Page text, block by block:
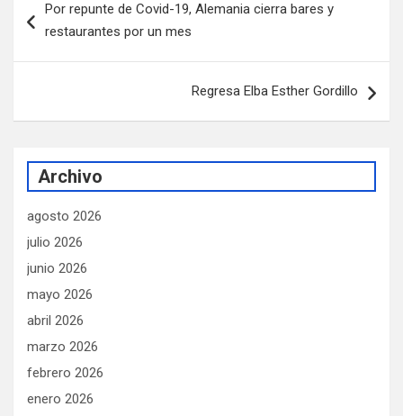
de
Por repunte de Covid-19, Alemania cierra bares y
restaurantes por un mes
Regresa Elba Esther Gordillo
Archivo
agosto 2026
julio 2026
junio 2026
mayo 2026
abril 2026
marzo 2026
febrero 2026
enero 2026